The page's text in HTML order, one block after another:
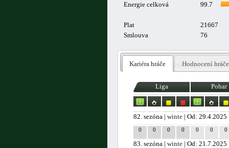
Energie celková
99.7
Plat
21667
Smlouva
76
Kariéra hráče Hodnocení hráče
Liga Pohar
82. sezóna |winte | Od: 29.4.2025
0 0 0 0 0 0 0
83. sezóna |winte | Od: 21.7.2025